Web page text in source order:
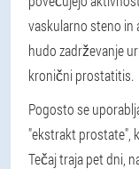
vaskularno steno in
hudo zadrževanje
kronični prostatitis.
Pogosto se
"ekstrakt prostate",
Tečaj traja pet dni,